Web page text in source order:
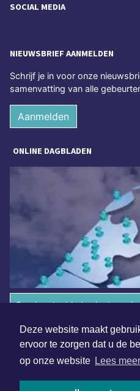
Deze website maakt
ervoor te zorgen dat u de
op onze website Lees meer
SOCIAL MEDIA
NIEUWSBRIEF AANMELDEN
Schrijf je in voor onze
samenvatting van alle
Aanmelden
ONLINE DAGBLADEN
Overige dagbladen in de regio
Algemene voorwaarden
Disclaimer